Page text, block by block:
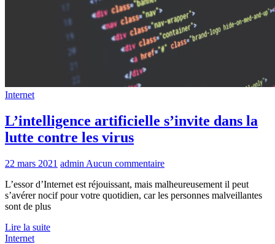
Internet
L’intelligence artificielle s’invite dans la
lutte contre les virus
22 mars 2021 admin Aucun commentaire
L’essor d’Internet est réjouissant, mais malheureusement il peut
s’avérer nocif pour votre quotidien, car les personnes malveillantes
sont de plus
Lire la suite
Internet